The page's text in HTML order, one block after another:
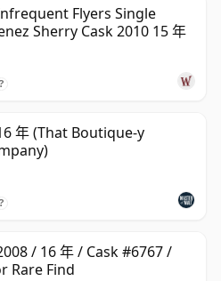
Flyers Single
Sherry Cask 2010 15 年
年 (That Boutique-y
/ 16 年 / Cask #6767 /
Rare Find